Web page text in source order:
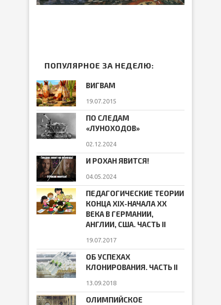
ПОПУЛЯРНОЕ ЗА НЕДЕЛЮ:
ВИГВАМ
19.07.2015
ПО СЛЕДАМ
«ЛУНОХОДОВ»
02.12.2024
И РОХАН ЯВИТСЯ!
04.05.2024
ПЕДАГОГИЧЕСКИЕ ТЕОРИИ
КОНЦА ХIХ-НАЧАЛА ХХ
ВЕКА В ГЕРМАНИИ,
АНГЛИИ, США. ЧАСТЬ II
19.07.2017
ОБ УСПЕХАХ
КЛОНИРОВАНИЯ. ЧАСТЬ II
13.09.2018
ОЛИМПИЙСКОЕ